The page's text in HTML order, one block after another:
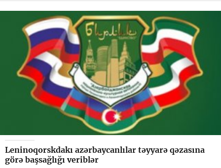
Leninoqorskdakı azərbaycanlılar təyyarə qəzasına
görə başsağlığı veriblər